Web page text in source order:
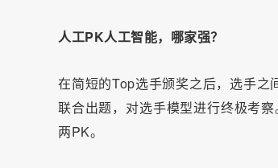
人工PK人工智能， 哪家强？
在简短的Top选手颁奖之后，选手
联合出题，对选手模型进行终极考
两PK。